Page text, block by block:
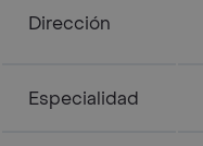
Dirección
Especialidad